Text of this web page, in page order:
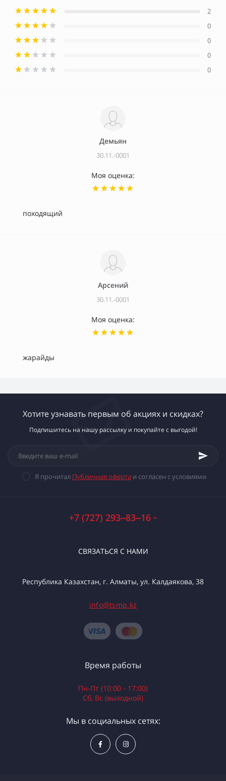
2
0
0
0
0
Демьян
30.11.-0001
Моя оценка:
походящий
Арсений
30.11.-0001
Моя оценка:
жарайды
Хотите узнавать первым об акциях и скидках?
Подпишитесь на нашу рассылку и покупайте с выгодой!
Я прочитал Публичная оферта и согласен с условиями
+7 (727) 293‒83‒16
СВЯЗАТЬСЯ С НАМИ
Республика Казахстан, г. Алматы, ул. Калдаякова, 38
info@tsmp.kz
Время работы
Пн-Пт (10:00 - 17:00)
Сб, Вс (выходной)
Мы в социальных сетях: